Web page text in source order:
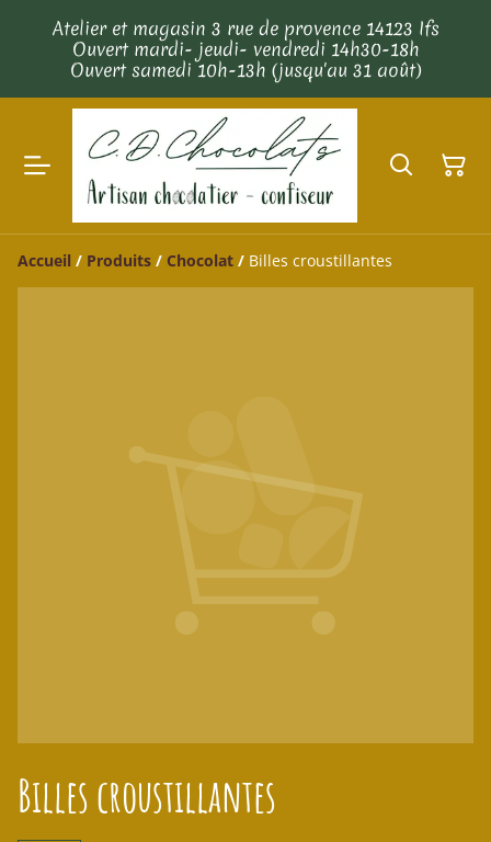
Atelier et magasin 3 rue de provence 14123 Ifs
Ouvert mardi- jeudi- vendredi 14h30-18h
Ouvert samedi 10h-13h (jusqu'au 31 août)
Accueil / Produits / Chocolat / Billes croustillantes
Billes croustillantes